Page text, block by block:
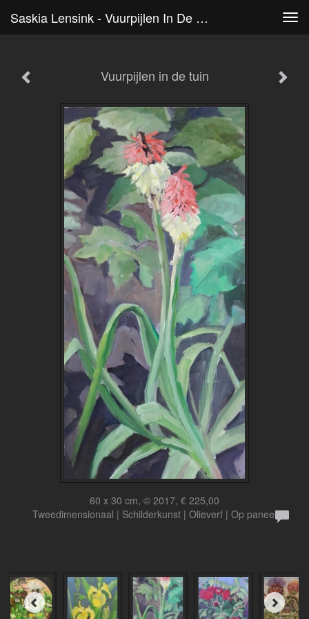
Saskia Lensink - Vuurpijlen In De Tuin
Vuurpijlen in de tuin
60 x 30 cm, © 2017, € 225,00
Tweedimensionaal | Schilderkunst | Olieverf | Op paneel